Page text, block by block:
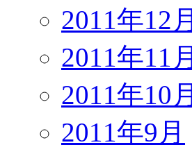
2011年12月
2011年11月
2011年10月
2011年9月